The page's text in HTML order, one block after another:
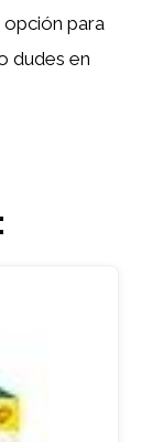
para
dudes en